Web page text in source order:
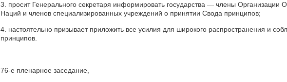
3. просит Генерального секретаря информировать государства — члены Организации
Наций и членов специализированных учреждений о принятии Свода принципов;
4. настоятельно призывает приложить все усилия для широкого распространения и
принципов.
76-е пленарное заседание,